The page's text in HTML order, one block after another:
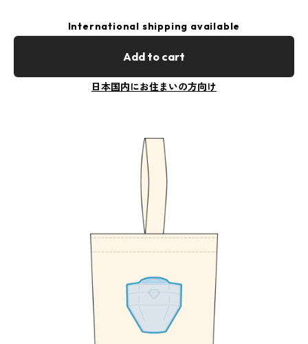
International shipping available
Add to cart
日本国内にお住まいの方向け